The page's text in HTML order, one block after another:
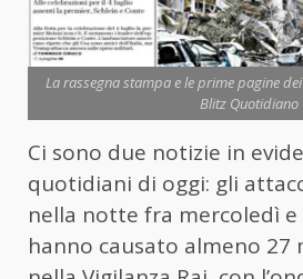
La rassegna stampa e le prime pagine
Blitz Quotidiano
Ci sono due notizie in
quotidiani di oggi: gli
nella notte fra mercoledì e
hanno causato almeno 27